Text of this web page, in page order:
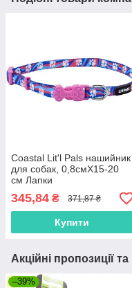
Coastal Lit'l Pals нашийник
для собак, 0,8смХ15-20
см Лапки
345,84 ₴ 371,87 ₴
Купити
Акційні пропозиції
–39%